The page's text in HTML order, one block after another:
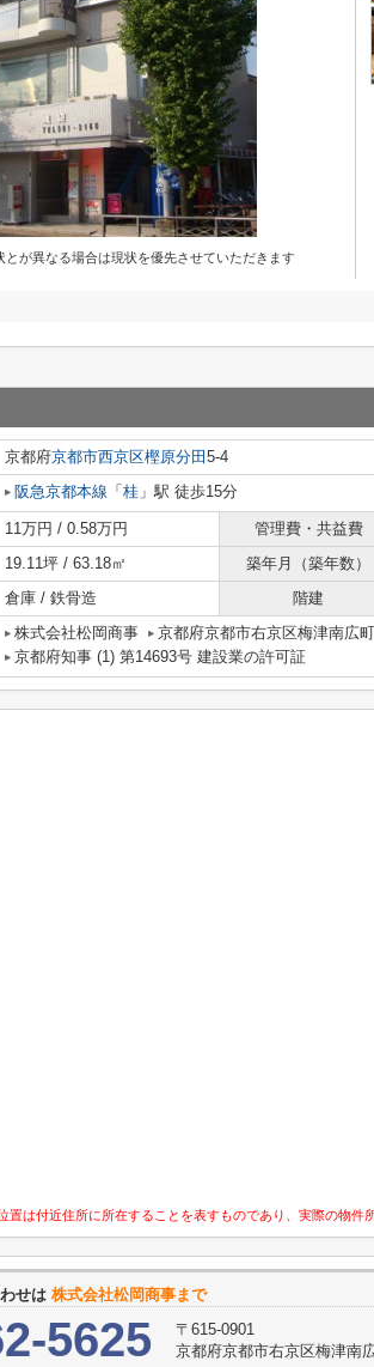
が異なる場合は現状を優先させていただきます
京都府京都市西京区樫原分田 5-4
阪急京都本線 「 桂 」駅 徒歩15分
11万円 / 0.58万円 管理費・共益費
19.11坪 / 63.18㎡ 築年月（築年数）
倉庫 / 鉄骨造 階建
株式会社松岡商事 京都府京都市右京区梅津南広
京都府知事 (1) 第14693号 建設業の許可証
は付近住所に所在することを表すものであり、実際の物件
せは 株式会社松岡商事まで
5625
〒615-0901
京都府京都市右京区梅津南